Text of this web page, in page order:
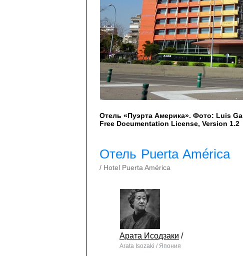
Отель «Пуэрта Америка». Фото: Luis
Free Documentation License, Version 1.2
Отель Puerta América
/ Hotel Puerta América
Арата Исодзаки /
Arata Isozaki / Япония